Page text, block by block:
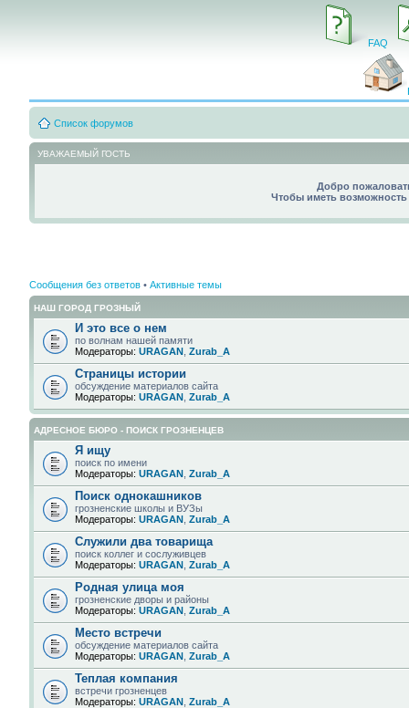
FAQ
Список форумов
УВАЖАЕМЫЙ ГОСТЬ
Добро
Чтобы иметь возможность
Сообщения без ответов • Активные темы
НАШ ГОРОД ГРОЗНЫЙ
И это все о нем
по волнам нашей памяти
Модераторы: URAGAN Zurab_A
Страницы истории
обсуждение материалов сайта
Модераторы: URAGAN Zurab_A
АДРЕСНОЕ БЮРО - ПОИСК ГРОЗНЕНЦЕВ
Я ищу
поиск по имени
Модераторы: URAGAN Zurab_A
Поиск однокашников
грозненские школы и ВУЗы
Модераторы: URAGAN Zurab_A
Служили два товарища
поиск коллег и сослуживцев
Модераторы: URAGAN Zurab_A
Родная улица моя
грозненские дворы и районы
Модераторы: URAGAN Zurab_A
Место встречи
обсуждение материалов сайта
Модераторы: URAGAN Zurab_A
Теплая компания
встречи грозненцев
Модераторы: URAGAN Zurab_A